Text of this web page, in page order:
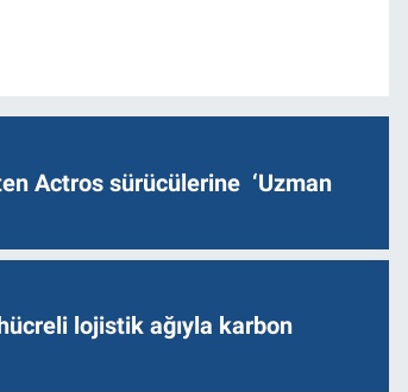
Actros sürücülerine ‘Uzman
lojistik ağıyla karbon